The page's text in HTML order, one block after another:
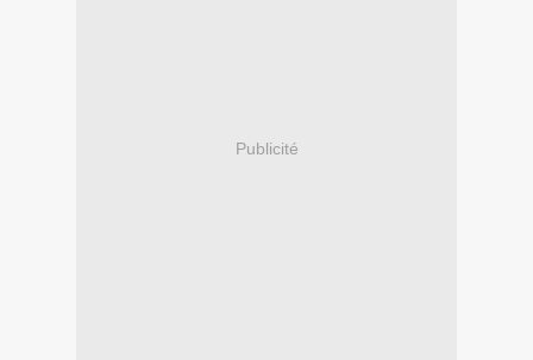
Publicité